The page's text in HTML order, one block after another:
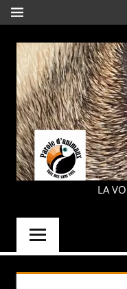
Aller
au
contenu
MENU
LA